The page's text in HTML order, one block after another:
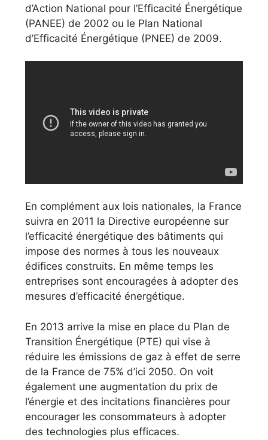
d’Action National pour l’Efficacité Énergétique
(PANEE) de 2002 ou le Plan National
d’Efficacité Énergétique (PNEE) de 2009.
En complément aux lois nationales, la France
suivra en 2011 la Directive européenne sur
l’efficacité énergétique des bâtiments qui
impose des normes à tous les nouveaux
édifices construits. En même temps les
entreprises sont encouragées à adopter des
mesures d’efficacité énergétique.
En 2013 arrive la mise en place du Plan de
Transition Énergétique (PTE) qui vise à
réduire les émissions de gaz à effet de serre
de la France de 75% d’ici 2050. On voit
également une augmentation du prix de
l’énergie et des incitations financières pour
encourager les consommateurs à adopter
des technologies plus efficaces.